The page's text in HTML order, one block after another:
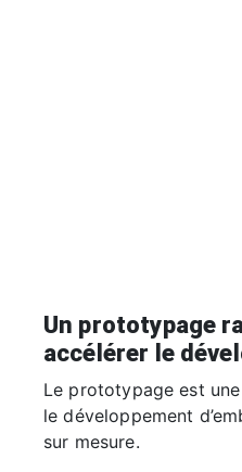
Un prototypage
accélérer le
Le prototypage est
le développement
sur mesure.